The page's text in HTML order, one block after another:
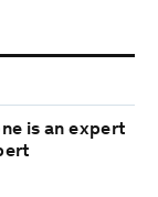
is an expert